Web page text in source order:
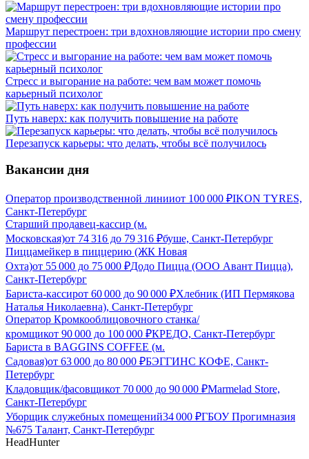
Маршрут перестроен: три вдохновляющие истории про смену
профессии
Стресс и выгорание на работе: чем вам может помочь
карьерный психолог
Путь наверх: как получить повышение на работе
Перезапуск карьеры: что делать, чтобы всё получилось
Вакансии дня
Оператор производственной линииот 100 000 ₽IKON TYRES,
Санкт-Петербург
Старший продавец-кассир (м.
Московская)от 74 316 до 79 316 ₽буше, Санкт-Петербург
Пиццамейкер в пиццерию (ЖК Новая
Охта)от 55 000 до 75 000 ₽Додо Пицца (ООО Авант Пицца),
Санкт-Петербург
Бариста-кассирот 60 000 до 90 000 ₽Хлебник (ИП Пермякова
Наталья Николаевна), Санкт-Петербург
Оператор Кромкооблицовочного станка/
кромщикот 90 000 до 100 000 ₽КРЕДО, Санкт-Петербург
Бариста в BAGGINS COFFEE (м.
Садовая)от 63 000 до 80 000 ₽БЭГГИНС КОФЕ, Санкт-
Петербург
Кладовщик/фасовщикот 70 000 до 90 000 ₽Marmelad Store,
Санкт-Петербург
Уборщик служебных помещений34 000 ₽ГБОУ Прогимназия
№675 Талант, Санкт-Петербург
HeadHunter